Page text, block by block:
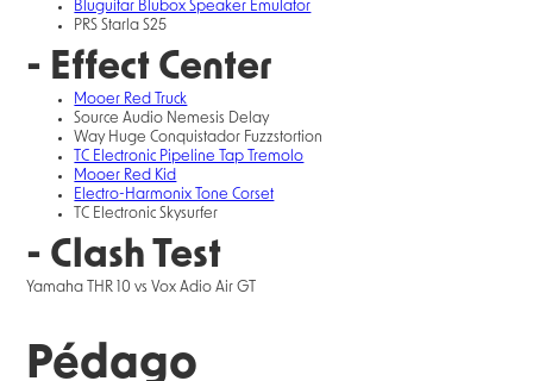
Bluguitar Blubox Speaker Emulator
PRS Starla S25
- Effect Center
Mooer Red Truck
Source Audio Nemesis Delay
Way Huge Conquistador Fuzzstortion
TC Electronic Pipeline Tap Tremolo
Mooer Red Kid
Electro-Harmonix Tone Corset
TC Electronic Skysurfer
- Clash Test
Yamaha THR 10 vs Vox Adio Air GT
Pédago